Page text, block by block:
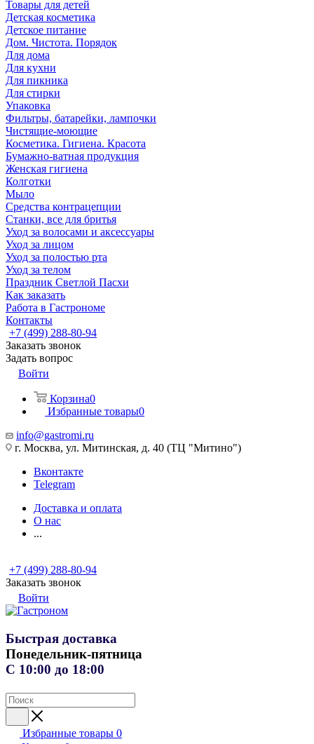
Товары для детей
Детская косметика
Детское питание
Дом. Чистота. Порядок
Для дома
Для кухни
Для пикника
Для стирки
Упаковка
Фильтры, батарейки, лампочки
Чистящие-моющие
Косметика. Гигиена. Красота
Бумажно-ватная продукция
Женская гигиена
Колготки
Мыло
Средства контрацепции
Станки, все для бритья
Уход за волосами и аксессуары
Уход за лицом
Уход за полостью рта
Уход за телом
Праздник Светлой Пасхи
Как заказать
Работа в Гастрономе
Контакты
+7 (499) 288-80-94
Заказать звонок
Задать вопрос
Войти
Корзина0
Избранные товары0
info@gastromi.ru
г. Москва, ул. Митинская, д. 40 (ТЦ "Митино")
Вконтакте
Telegram
Доставка и оплата
О нас
...
+7 (499) 288-80-94
Заказать звонок
Войти
Быстрая доставка
Понедельник-пятница
С 10:00 до 18:00
Избранные товары 0